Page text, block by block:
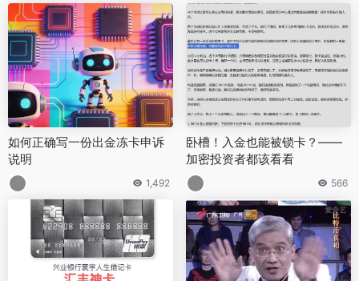
如何正确写一份出金冻卡申诉
说明
1,492
卧槽！入金也能被锁卡？——
加密投资者都该看看
566